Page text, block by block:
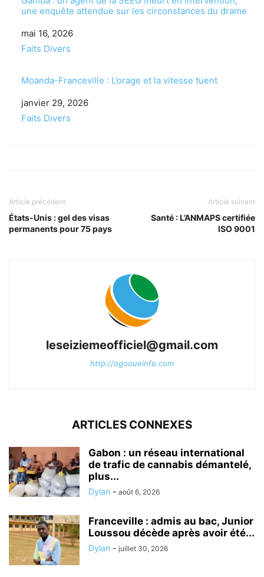
une enquête attendue sur les circonstances du drame
Date
mai 16, 2026
Par rapport à
Faits Divers
Moanda-Franceville : L’orage et la vitesse tuent
Date
janvier 29, 2026
Par rapport à
Faits Divers
Article précédent
États-Unis : gel des visas
permanents pour 75 pays
Article suivant
Santé : L’ANMAPS certifiée
ISO 9001
leseiziemeofficiel@gmail.com
http://ogooueinfo.com
ARTICLES CONNEXES
Gabon : un réseau international
de trafic de cannabis démantelé,
plus...
Dylan - août 6, 2026
Franceville : admis au bac, Junior
Loussou décède après avoir été...
Dylan - juillet 30, 2026